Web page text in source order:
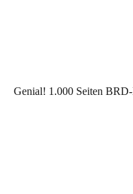
Genial! 1.000 Seiten